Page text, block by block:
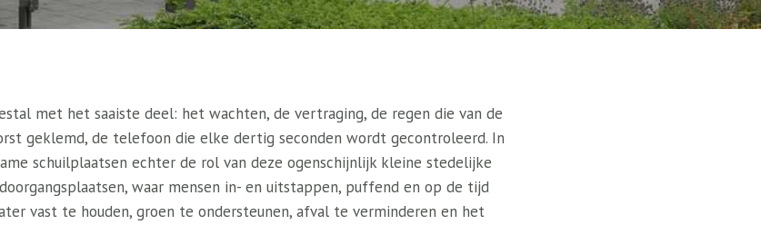
met het saaiste deel: het wachten, de vertraging, de regen die van de
geklemd, de telefoon die elke dertig seconden wordt gecontroleerd. In
schuilplaatsen echter de rol van deze ogenschijnlijk kleine stedelijke
waar mensen in- en uitstappen, puffend en op de tijd
vast te houden, groen te ondersteunen, afval te verminderen en het